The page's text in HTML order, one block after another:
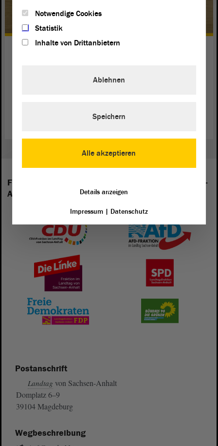
Jugend debattiert
die Teilnehmerinnnen und Teilnehmer in
Folgende Fraktionen sind im Landtag von Sachsen-
Anhalt vertreten:
Postanschrift
Landtag von Sachsen-Anhalt
Domplatz 6–9
39104 Magdeburg
Wegbeschreibung
Notwendige Cookies
Statistik
Inhalte von Drittanbietern
Alle akzeptieren
Ablehnen
Speichern
Details anzeigen
Impressum| Datenschutz